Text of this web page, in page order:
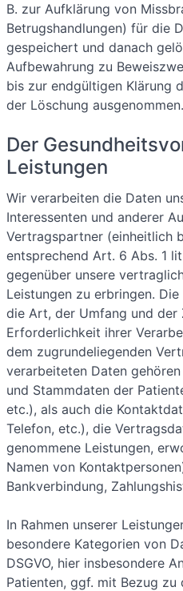
B. zur Aufklärung von
Betrugshandlungen) für die
gespeichert und danach
Aufbewahrung zu
bis zur endgültigen Klärung
der Löschung ausgenommen.
Der
Leistungen
Wir verarbeiten die Daten
Interessenten und anderer
Vertragspartner (einheitlich
entsprechend Art. 6 Abs. 1
gegenüber unsere
Leistungen zu erbringen.
die Art, der Umfang und der
Erforderlichkeit ihrer
dem zugrundeliegenden
verarbeiteten Daten
und Stammdaten der
etc.), als auch die
Telefon, etc.), die
genommene Leistungen,
Namen von
Bankverbindung,
In Rahmen unserer
besondere Kategorien von
DSGVO, hier insbesondere
Patienten, ggf. mit Bezug